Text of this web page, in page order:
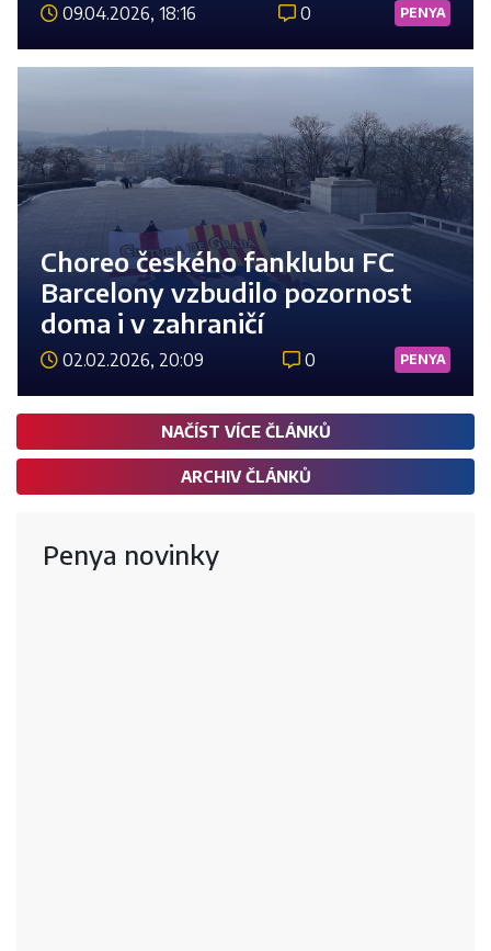
09.04.2026, 18:16 0 PENYA
Choreo českého fanklubu FC
Barcelony vzbudilo pozornost
doma i v zahraničí
02.02.2026, 20:09 0 PENYA
NAČÍST VÍCE ČLÁNKŮ
ARCHIV ČLÁNKŮ
Penya novinky